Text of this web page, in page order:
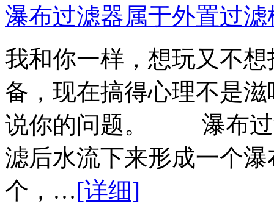
瀑布过滤器属于外置过
我和你一样，想玩又不
备，现在搞得心理不是
说你的问题。 瀑布过
滤后水流下来形成一个
个，…[详细]